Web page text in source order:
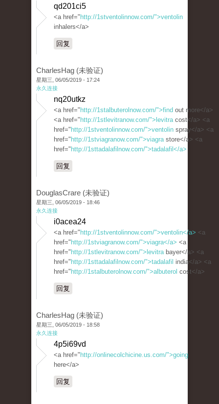
qd201ci5
<a href=" http://1stventolinnow.com/">ventolin
inhalers</a>
回复
CharlesHag (未验证)
星期三, 06/05/2019 - 17:24
永久连接
nq20utkz
<a href=" http://1stalbuterolnow.com/">find out more</a>
<a href=" http://1stlevitranow.com/">levitracost</a> <a
href=" http://1stventolinnow.com/">ventolin spray</a> <a
href=" http://1stviagranow.com/">viagrastore</a> <a
href=" http://1sttadalafilnow.com/">tadalafil</a>
回复
DouglasCrare (未验证)
星期三, 06/05/2019 - 18:46
永久连接
i0acea24
<a href=" http://1stventolinnow.com/">ventolin</a> <a
href=" http://1stviagranow.com/">viagra</a> <a
href=" http://1stlevitranow.com/">levitrabayer</a> <a
href=" http://1sttadalafilnow.com/">tadalafil india</a> <a
href=" http://1stalbuterolnow.com/">albuterol cost</a>
回复
CharlesHag (未验证)
星期三, 06/05/2019 - 18:58
永久连接
4p5i69vd
<a href=" http://onlinecolchicine.us.com/">going
here</a>
回复